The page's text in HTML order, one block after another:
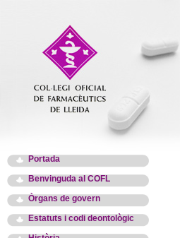
Portada
Benvinguda al COFL
Òrgans de govern
Estatuts i codi deontològic